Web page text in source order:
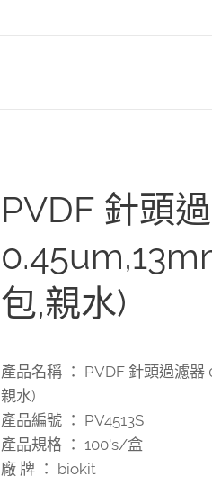
PVDF 針頭
包,親水)
產品名稱 ： PVDF 針頭過濾
親水)
產品編號 ： PV4513S
產品規格 ： 100's/盒
廠 牌 ： biokit